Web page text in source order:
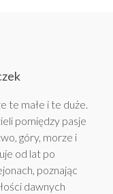
te małe i te duże.
pomiędzy pasje
góry, morze i
od lat po
poznając
dawnych